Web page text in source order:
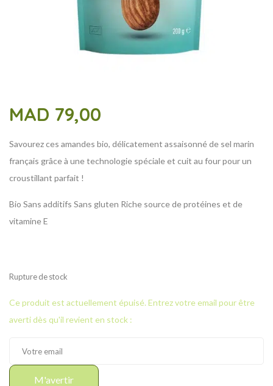
MAD 79,00
Savourez ces amandes bio, délicatement assaisonné de sel marin
français grâce à une technologie spéciale et cuit au four pour un
croustillant parfait !
Bio Sans additifs Sans gluten Riche source de protéines et de
vitamine E
Rupture de stock
Ce produit est actuellement épuisé. Entrez votre email pour être
averti dès qu'il revient en stock :
M'avertir